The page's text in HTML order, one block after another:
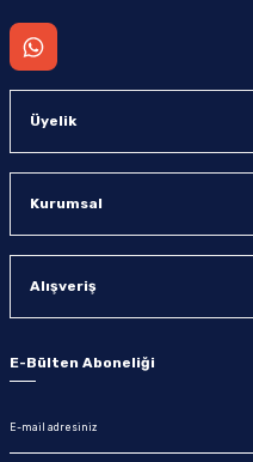
Üyelik
Kurumsal
Alışveriş
E-Bülten Aboneliği